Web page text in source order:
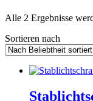
Alle 2 Ergebnisse
Sortieren nach